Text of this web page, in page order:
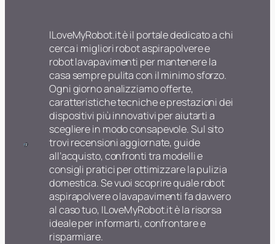
ILoveMyRobot.it è il portale dedicato a chi
cerca i migliori robot aspirapolvere e
robot lavapavimenti per mantenere la
casa sempre pulita con il minimo sforzo.
Ogni giorno analizziamo offerte,
caratteristiche tecniche e prestazioni dei
dispositivi più innovativi per aiutarti a
scegliere in modo consapevole. Sul sito
trovi recensioni aggiornate, guide
all’acquisto, confronti tra modelli e
consigli pratici per ottimizzare la pulizia
domestica. Se vuoi scoprire quale robot
aspirapolvere o lavapavimenti fa davvero
al caso tuo, ILoveMyRobot.it è la risorsa
ideale per informarti, confrontare e
risparmiare.